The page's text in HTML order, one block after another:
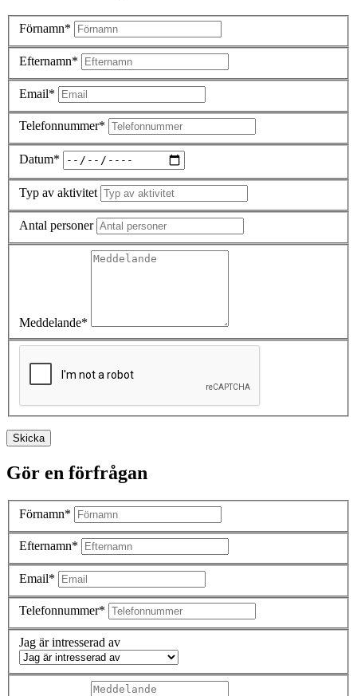
Förnamn*
Efternamn*
Email*
Telefonnummer*
Datum*
Typ av aktivitet
Antal personer
Meddelande*
Skicka
Gör en förfrågan
Förnamn*
Efternamn*
Email*
Telefonnummer*
Jag är intresserad av